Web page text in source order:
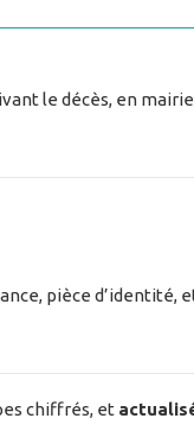
le décès, en
pièce d’identité,
chiffrés, et